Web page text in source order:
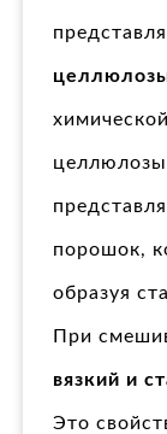
порошок,
образуя
При
вязкий и
Это